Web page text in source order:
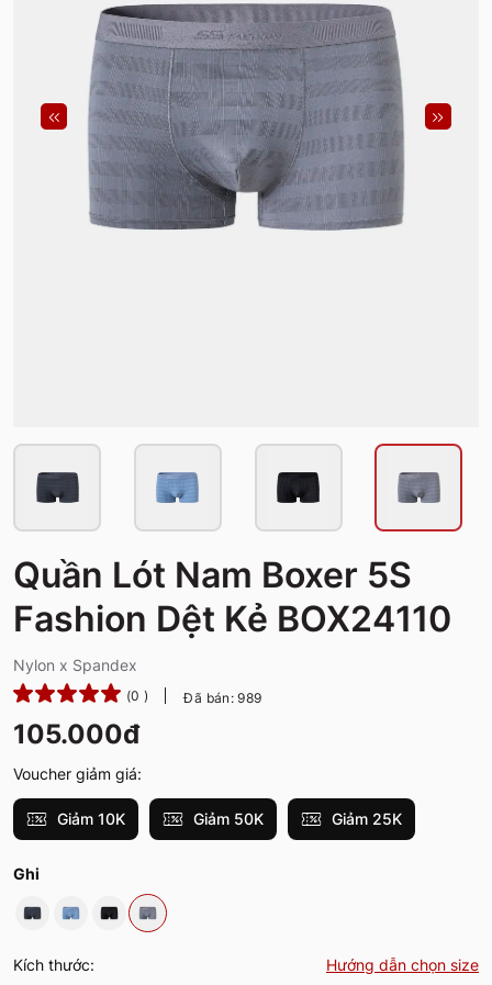
Quần Lót Nam Boxer 5S
Fashion Dệt Kẻ BOX24110
Nylon x Spandex
(0 ) Đã bán: 989
105.000đ
Voucher giảm giá:
Giảm 10K Giảm 50K Giảm 25K
Ghi
Kích thước: Hướng dẫn chọn size